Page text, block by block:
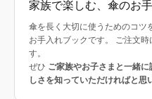
家族で楽しむ、傘のお
傘を長く大切に使うためのコツ
お手入れブックです。 ご注文時
す。
ぜひ ご家族やお子さまと一緒
しさを知っていただければと思